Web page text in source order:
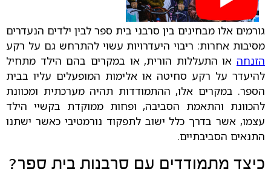
גורמים אלו מבחינים בין סרבני בית ספר לבין ילדים הנעדרים
מסיבות אחרות: ריבוי היעדרויות עשוי להתרחש גם על רקע
הזנחה או התעללות הורית, או במקרים בהם הילד מתחיל
להיעדר על רקע סחיטה או אלימות המופעלים עליו בבית
הספר. במקרים אלו, ההתמודדות תהיה מערכתית ומכוונת
להכוונת והתאמת הסביבה, ופחות ממוקדת בקשיי הילד
עצמו, אשר בדרך כלל ישוב לתפקוד נורמטיבי כאשר ישתנו
התנאים הסביבתיים.
כיצד מתמודדים עם סרבנות בית ספר?